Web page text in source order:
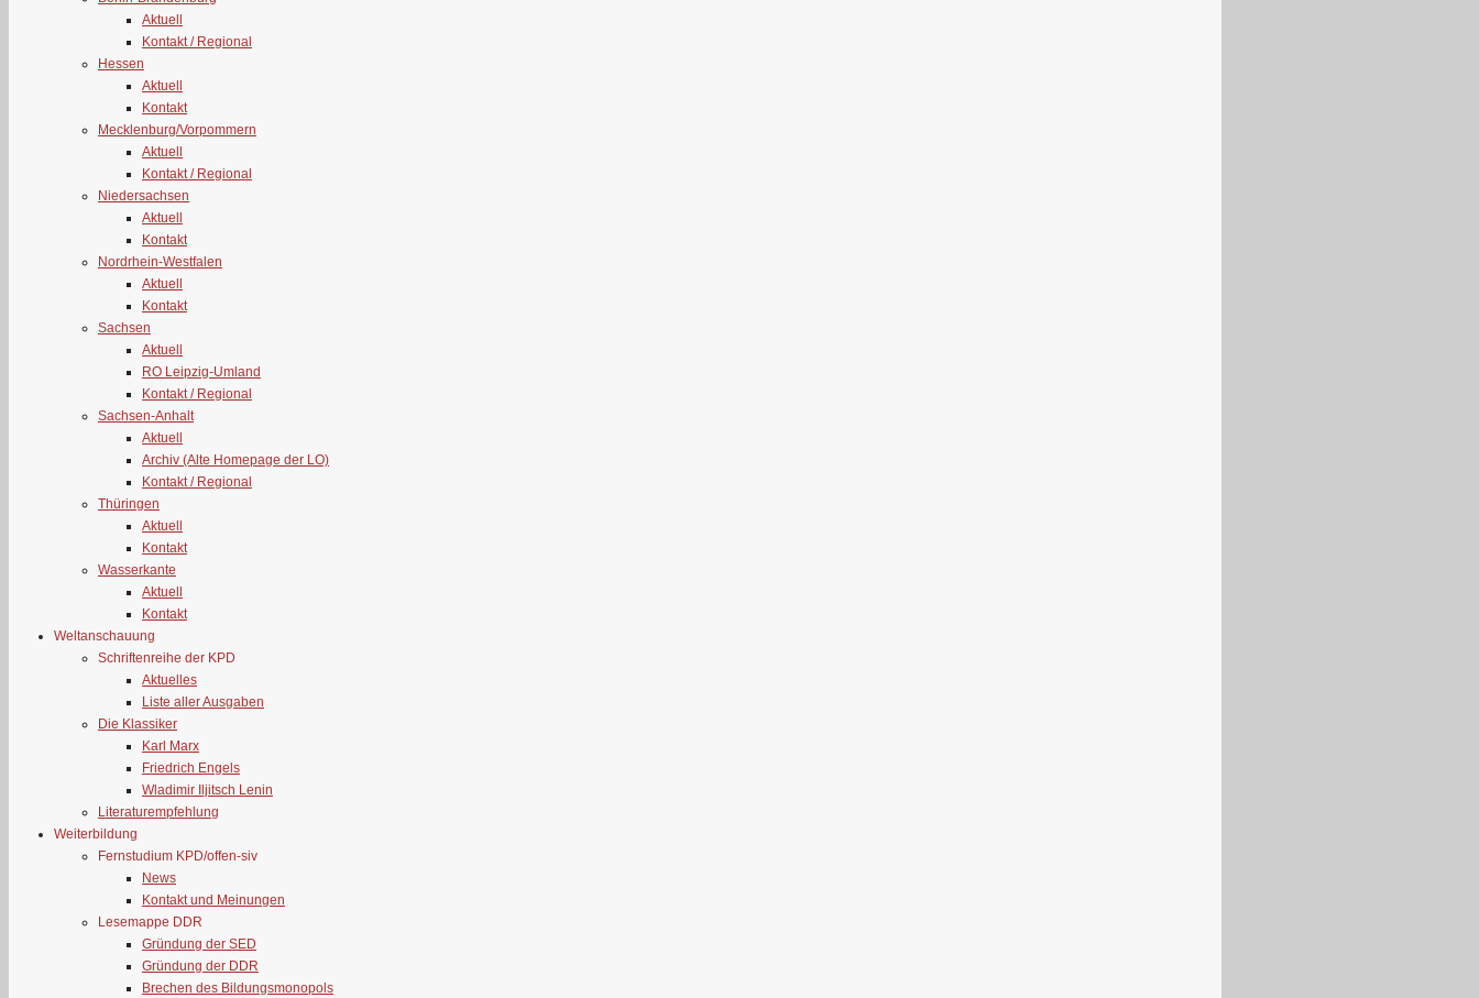
Aktuell
Kontakt / Regional
Hessen
Aktuell
Kontakt
Mecklenburg/Vorpommern
Aktuell
Kontakt / Regional
Niedersachsen
Aktuell
Kontakt
Nordrhein-Westfalen
Aktuell
Kontakt
Sachsen
Aktuell
RO Leipzig-Umland
Kontakt / Regional
Sachsen-Anhalt
Aktuell
Archiv (Alte Homepage der LO)
Kontakt / Regional
Thüringen
Aktuell
Kontakt
Wasserkante
Aktuell
Kontakt
Weltanschauung
Schriftenreihe der KPD
Aktuelles
Liste aller Ausgaben
Die Klassiker
Karl Marx
Friedrich Engels
Wladimir Iljitsch Lenin
Literaturempfehlung
Weiterbildung
Fernstudium KPD/offen-siv
News
Kontakt und Meinungen
Lesemappe DDR
Gründung der SED
Gründung der DDR
Brechen des Bildungsmonopols